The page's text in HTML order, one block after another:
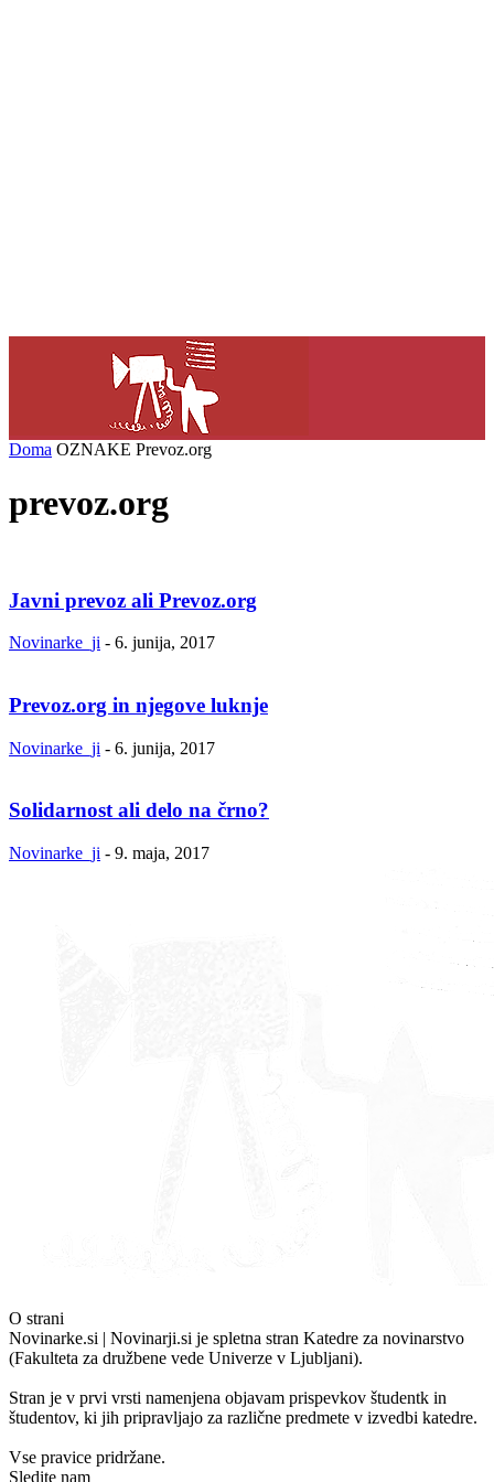
Doma OZNAKE Prevoz.org
prevoz.org
Javni prevoz ali Prevoz.org
Novinarke_ji - 6. junija, 2017
Prevoz.org in njegove luknje
Novinarke_ji - 6. junija, 2017
Solidarnost ali delo na črno?
Novinarke_ji - 9. maja, 2017
O strani
Novinarke.si | Novinarji.si je spletna stran Katedre za novinarstvo
(Fakulteta za družbene vede Univerze v Ljubljani).
Stran je v prvi vrsti namenjena objavam prispevkov študentk in
študentov, ki jih pripravljajo za različne predmete v izvedbi katedre.
Vse pravice pridržane.
Sledite nam